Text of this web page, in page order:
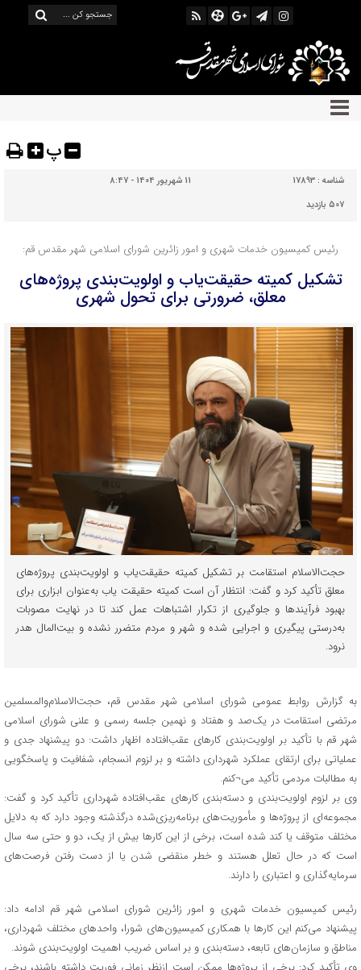
پ
شناسه : 17893
11 شهریور 1404 - 8:47
507 بازدید
رئیس کمیسیون خدمات شهری و امور زائرین شورای اسلامی شهر مقدس قم:
تشکیل کمیته حقیقت‌یاب و اولویت‌بندی پروژه‌های
معلق، ضرورتی برای تحول شهری
حجت‌الاسلام استقامت بر تشکیل کمیته حقیقت‌یاب و اولویت‌بندی پروژه‌های
معلق تأکید کرد و گفت: انتظار آن است کمیته حقیقت یاب به‌عنوان ابزاری برای
بهبود فرآیندها و جلوگیری از تکرار اشتباهات عمل کند تا در نهایت مصوبات
به‌درستی پیگیری و اجرایی شده و شهر و مردم متضرر نشده و بیت‌المال هدر
نرود.
به گزارش روابط عمومی شورای اسلامی شهر مقدس قم، حجت‌الاسلام‌والمسلمین
مرتضی استقامت در یک‌صد و هفتاد و نهمین جلسه رسمی و علنی شورای اسلامی
شهر قم با تأکید بر اولویت‌بندی کارهای عقب‌افتاده اظهار داشت: دو پیشنهاد جدی و
عملیاتی برای ارتقای عملکرد شهرداری داشته و بر لزوم انسجام، شفافیت و پاسخگویی
به مطالبات مردمی تأکید می¬کنم.
وی بر لزوم اولویت‌بندی و دسته‌بندی کارهای عقب‌افتاده شهرداری تأکید کرد و گفت:
مجموعه‌ای از پروژه‌ها و مأموریت‌های برنامه‌ریزی‌شده درگذشته وجود دارد که به دلایل
مختلف متوقف یا کند شده است، برخی از این کارها بیش از یک، دو و حتی سه سال
است که در حال تعلل هستند و خطر منقضی شدن یا از دست رفتن فرصت‌های
سرمایه‌گذاری و اعتباری را دارند.
رئیس کمیسیون خدمات شهری و امور زائرین شورای اسلامی شهر قم ادامه داد:
پیشنهاد می‌کنم این کارها با همکاری کمیسیون‌های شورا، واحدهای مختلف شهرداری،
مناطق و سازمان‌های تابعه، دسته‌بندی و بر اساس ضریب اهمیت اولویت‌بندی شوند.